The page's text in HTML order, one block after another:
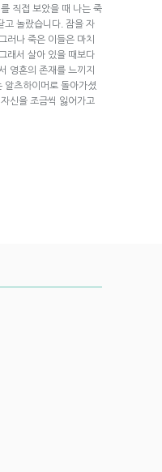
직접 보았을 때 나는 죽
고 놀랐습니다. 잠을 자
러나 죽은 이들은 마치
래서 살아 있을 때보다
영혼의 존재를 느끼지
알츠하이머로 돌아가셨
신을 조금씩 잃어가고